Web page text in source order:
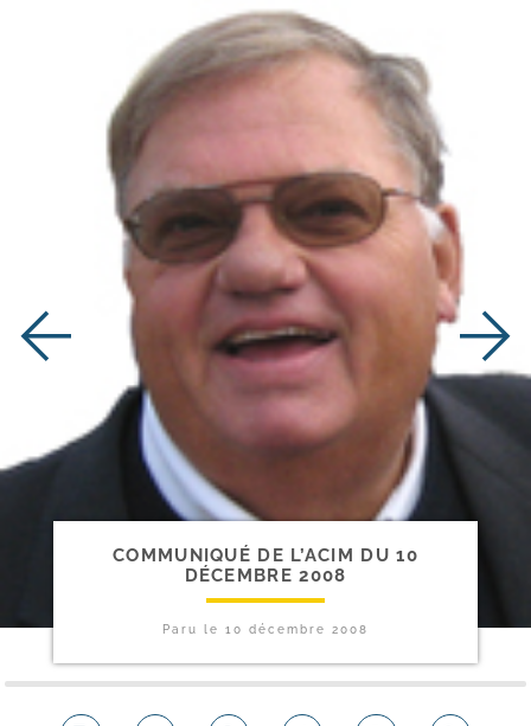
COMMUNIQUÉ DE L’ACIM DU 10
DÉCEMBRE 2008
Paru le 10 décembre 2008